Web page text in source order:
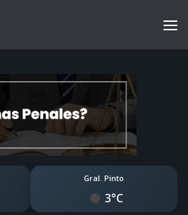
Gral. Pinto
3°C